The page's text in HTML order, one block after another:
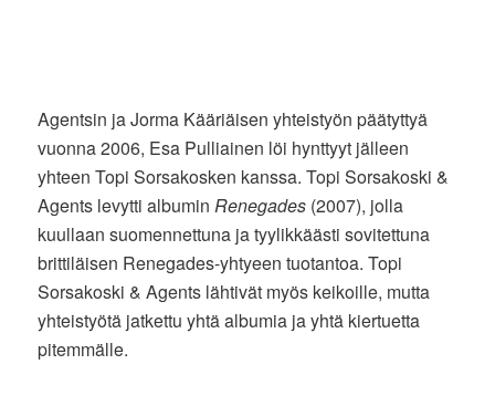
Agentsin ja Jorma Kääriäisen yhteistyön päätyttyä
vuonna 2006, Esa Pulliainen löi hynttyyt jälleen
yhteen Topi Sorsakosken kanssa. Topi Sorsakoski &
Agents levytti albuminRenegades (2007), jolla
kuullaan suomennettuna ja tyylikkäästi sovitettuna
brittiläisen Renegades-yhtyeen tuotantoa. Topi
Sorsakoski & Agents lähtivät myös keikoille, mutta
yhteistyötä jatkettu yhtä albumia ja yhtä kiertuetta
pitemmälle.